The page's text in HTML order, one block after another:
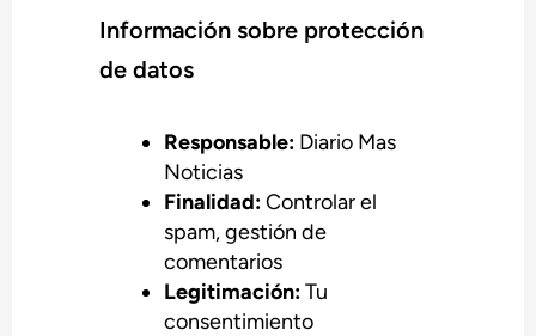
Información sobre protección
de datos
Responsable:Diario Mas
Noticias
Finalidad:Controlar el
spam, gestión de
comentarios
Legitimación:Tu
consentimiento